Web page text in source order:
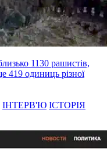
1130 рашистів,
одиниць різної
ІНТЕРВ'Ю ІСТОРІЯ